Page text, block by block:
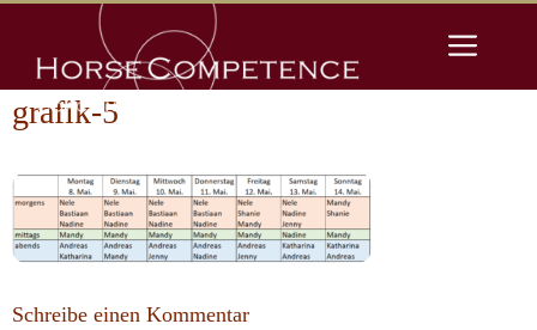
springen
grafik-5
Schreibe einen Kommentar